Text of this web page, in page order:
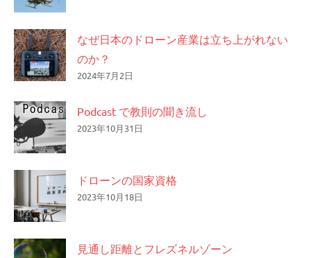
なぜ日本のドローン産業は立ち上がれない
のか？
2024年7月2日
Podcast で教則の聞き流し
2023年10月31日
ドローンの国家資格
2023年10月18日
見通し距離とフレズネルゾーン